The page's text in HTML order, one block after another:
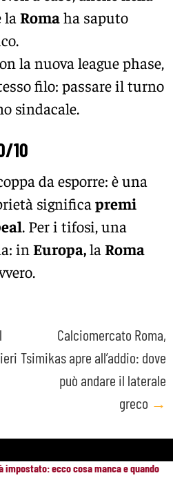
la Romaha saputo
la nuova league phase,
filo: passare il turno
sindacale.
10
da esporre: è una
significa premi
. Per i tifosi, una
in Europa,la Roma
Calciomercato Roma,
Tsimikas apre all’addio: dove
può andare il laterale
greco →
impostato: ecco cosa manca e quando